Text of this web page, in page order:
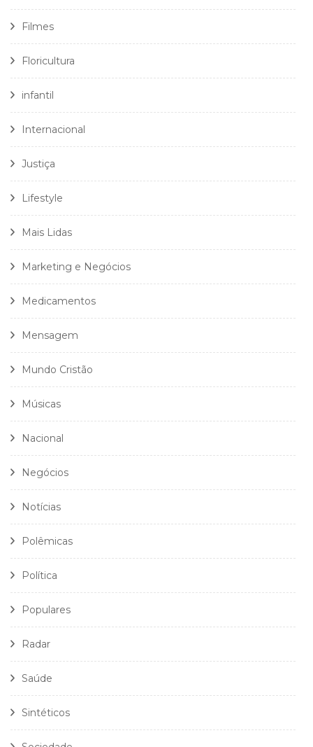
Filmes
Floricultura
infantil
Internacional
Justiça
Lifestyle
Mais Lidas
Marketing e Negócios
Medicamentos
Mensagem
Mundo Cristão
Músicas
Nacional
Negócios
Notícias
Polêmicas
Política
Populares
Radar
Saúde
Sintéticos